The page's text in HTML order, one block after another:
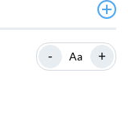
der „Uptober“-
- Aa +